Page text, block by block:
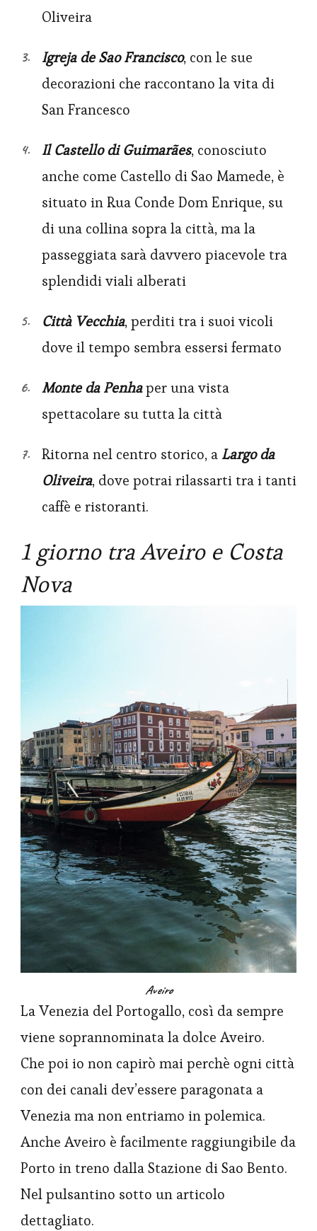
Oliveira
Igreja de Sao Francisco, con le sue
decorazioni che raccontano la vita di
San Francesco
Il Castello di Guimarães, conosciuto
anche come Castello di Sao Mamede, è
situato in Rua Conde Dom Enrique, su
di una collina sopra la città, ma la
passeggiata sarà davvero piacevole tra
splendidi viali alberati
Città Vecchia, perditi tra i suoi vicoli
dove il tempo sembra essersi fermato
Monte da Penhaper una vista
spettacolare su tutta la città
Ritorna nel centro storico, a Largo da
Oliveira, dove potrai rilassarti tra i tanti
caffè e ristoranti.
1 giorno tra Aveiro e Costa
Nova
Aveiro
La Venezia del Portogallo, così da sempre
viene soprannominata la dolce Aveiro.
Che poi io non capirò mai perchè ogni città
con dei canali dev’essere paragonata a
Venezia ma non entriamo in polemica.
Anche Aveiro è facilmente raggiungibile da
Porto in treno dalla Stazione di Sao Bento.
Nel pulsantino sotto un articolo
dettagliato.